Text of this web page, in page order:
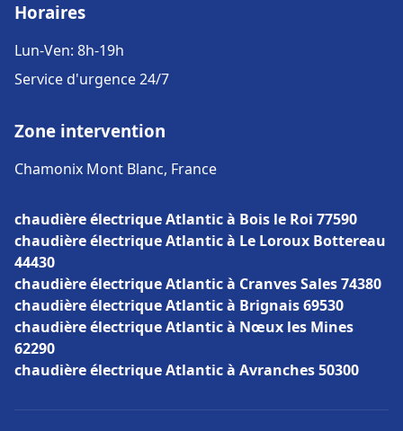
Horaires
Lun-Ven: 8h-19h
Service d'urgence 24/7
Zone intervention
Chamonix Mont Blanc, France
chaudière électrique Atlantic à Bois le Roi 77590
chaudière électrique Atlantic à Le Loroux Bottereau
44430
chaudière électrique Atlantic à Cranves Sales 74380
chaudière électrique Atlantic à Brignais 69530
chaudière électrique Atlantic à Nœux les Mines
62290
chaudière électrique Atlantic à Avranches 50300